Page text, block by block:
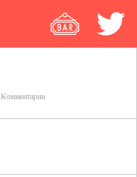
Комментарии